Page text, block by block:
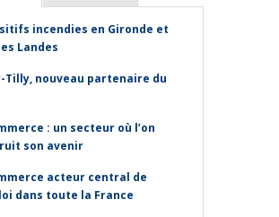
incendies en Gironde et
Landes
Tilly, nouveau partenaire du
: un secteur où l’on
son avenir
acteur central de
dans toute la France